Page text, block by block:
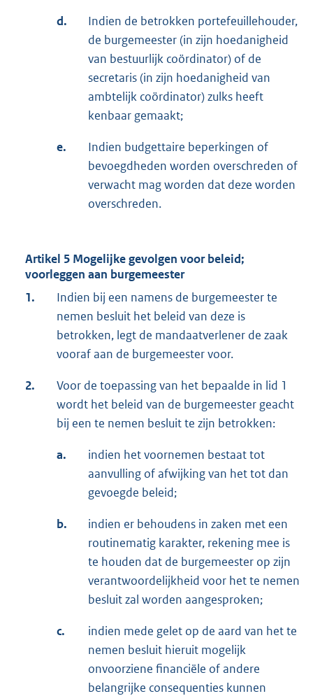
d.
Indien de betrokken portefeuillehouder,
de burgemeester (in zijn hoedanigheid
van bestuurlijk coördinator) of de
secretaris (in zijn hoedanigheid van
ambtelijk coördinator) zulks heeft
kenbaar gemaakt;
e.
Indien budgettaire beperkingen of
bevoegdheden worden overschreden of
verwacht mag worden dat deze worden
overschreden.
Artikel 5 Mogelijke gevolgen voor beleid;
voorleggen aan burgemeester
1.
Indien bij een namens de burgemeester te
nemen besluit het beleid van deze is
betrokken, legt de mandaatverlener de zaak
vooraf aan de burgemeester voor.
2.
Voor de toepassing van het bepaalde in lid 1
wordt het beleid van de burgemeester geacht
bij een te nemen besluit te zijn betrokken:
a.
indien het voornemen bestaat tot
aanvulling of afwijking van het tot dan
gevoegde beleid;
b.
indien er behoudens in zaken met een
routinematig karakter, rekening mee is
te houden dat de burgemeester op zijn
verantwoordelijkheid voor het te nemen
besluit zal worden aangesproken;
c.
indien mede gelet op de aard van het te
nemen besluit hieruit mogelijk
onvoorziene financiële of andere
belangrijke consequenties kunnen